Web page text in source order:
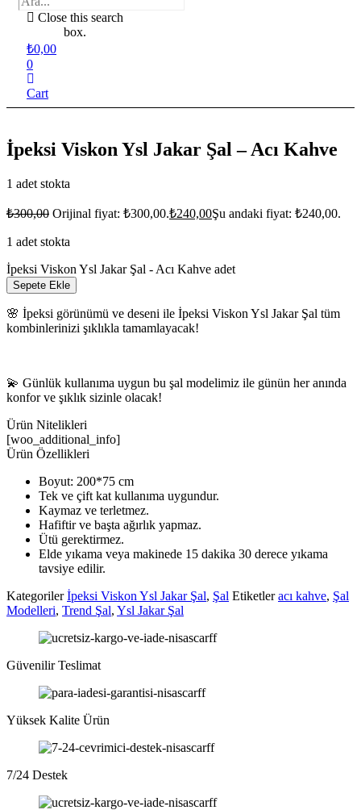
Close this search
box.
₺0,00
0
Cart
İpeksi Viskon Ysl Jakar Şal – Acı Kahve
1 adet stokta
₺300,00 Orijinal fiyat: ₺300,00.₺240,00Şu andaki fiyat: ₺240,00.
1 adet stokta
İpeksi Viskon Ysl Jakar Şal - Acı Kahve adet
Sepete Ekle
🌸 İpeksi görünümü ve deseni ile İpeksi Viskon Ysl Jakar Şal tüm
kombinlerinizi şıklıkla tamamlayacak!
💫 Günlük kullanıma uygun bu şal modelimiz ile günün her anında
konfor ve şıklık sizinle olacak!
Ürün Nitelikleri
[woo_additional_info]
Ürün Özellikleri
Boyut: 200*75 cm
Tek ve çift kat kullanıma uygundur.
Kaymaz ve terletmez.
Hafiftir ve başta ağırlık yapmaz.
Ütü gerektirmez.
Elde yıkama veya makinede 15 dakika 30 derece yıkama
tavsiye edilir.
Kategoriler İpeksi Viskon Ysl Jakar Şal, Şal Etiketler acı kahve, Şal
Modelleri, Trend Şal, Ysl Jakar Şal
Güvenilir Teslimat
Yüksek Kalite Ürün
7/24 Destek